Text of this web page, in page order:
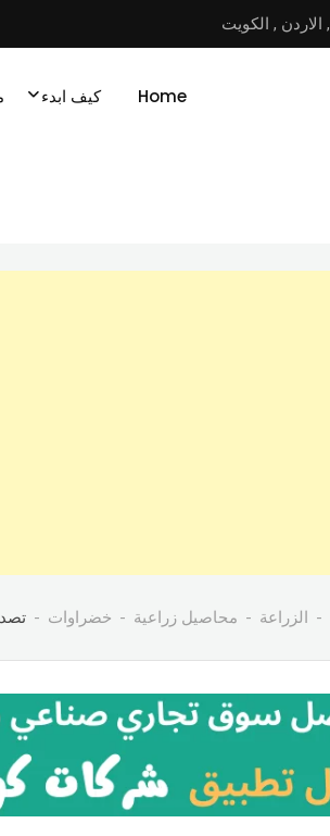
, الاردن , الكويت
Home كيف ابدء
الزراعة محاصيل زراعية خضراوات